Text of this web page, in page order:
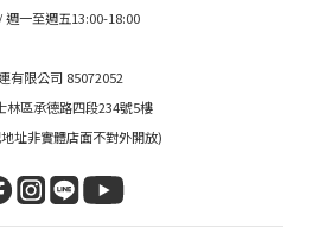
週一至週五13:00-18:00
有限公司 85072052
林區承德路四段234號5樓
址非實體店面不對外開放)